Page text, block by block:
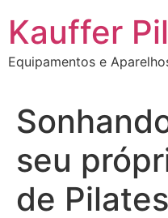
para
conteúdo
Kauffer
Equipamentos e
seu
de